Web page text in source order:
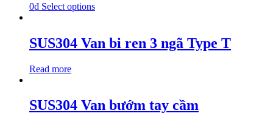
0₫ Select options
SUS304 Van bi ren 3 ngã Type T
Read more
SUS304 Van bướm tay cầm